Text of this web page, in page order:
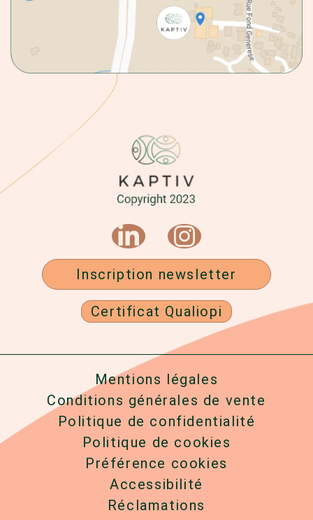
Inscription newsletter
Certificat Qualiopi
Mentions légales
Conditions générales de vente
Politique de confidentialité
Politique de cookies
Préférence cookies
Accessibilité
Réclamations